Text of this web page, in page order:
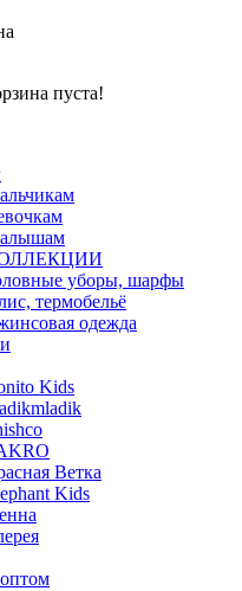
пуста!
уборы, шарфы
термобельё
одежда
Kids
Ветка
Kids